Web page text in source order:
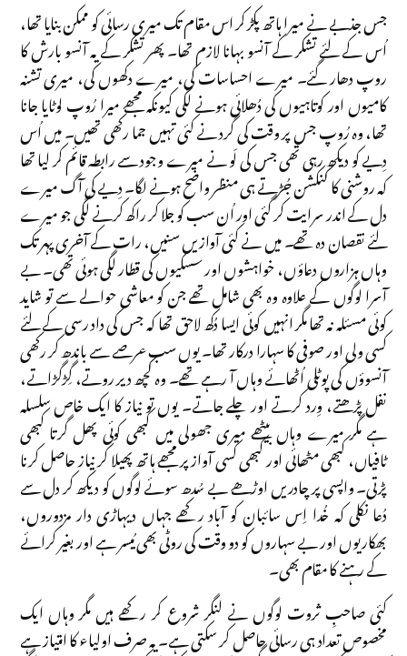
جس جذبے نے میرا ہاتھ پکڑ کر اس مقام تک میری رسائی کو ممکن بنایا تھا،
اُس کے لئے تشکر کے آنسو بہانا لازم تھا۔ پھر تشکر کے یہ آنسو بارش کا
روپ دھار گئے۔ میرے احساسات کی، میرے دکھوں کی، میری تشنہ
کامیوں اور کوتاہیوں کی دُھلائی ہونے لگی کیونکہ مجھے میرا رُوپ لوٹایا جانا
تھا، وہ رُوپ جس پر وقت کی گرد نے کئی تہیں جما رکھی تھیں۔ میں اُس
دِیے کو دیکھ رہی تھی جس کی لَو نے میرے وجود سے رابطہ قائم کر لیا تھا
کہ روشنی کا کنکشن جُڑتے ہی منظر واضح ہونے لگا۔ دِیے کی آگ میرے
دل کے اندر سرایت کر گئی اور اُن سب کو جلا کر راکھ کرنے لگی جو میرے
لئے نقصان دہ تھے۔ میں نے کئی آوازیں سنیں، رات کے آخری پہر تک
وہاں ہزاروں دعاؤں، خواہشوں اور سسکیوں کی قطار لگی ہوئی تھی۔ بے
آسرا لوگوں کے علاوہ وہ بھی شامل تھے جن کو معاشی حوالے سے تو شاید
کوئی مسئلہ نہ تھا مگر انہیں کوئی ایسا دُکھ لاحق تھا کہ جس کی داد رسی کے لئے
کسی ولی اور صوفی کا سہارا درکار تھا۔ یوں سب عرصے سے باندھ کر رکھی
آنسوؤں کی پوٹلی اُٹھائے وہاں آ رہے تھے۔ وہ کچھ دیر روتے، گِڑگڑاتے،
نفل پڑھتے، وِرد کرتے اور چلے جاتے۔ یوں تو نیاز کا ایک خاص سلسلہ
ہے مگر میرے وہاں بیٹھے میری جھولی میں کبھی کوئی پھل گرتا کبھی
ٹافیاں، کبھی مٹھائی اور کبھی کسی آواز پر مجھے ہاتھ پھیلا کر نیاز حاصل کرنا
پڑتی۔ واپسی پر چادریں اوڑھے بے سُدھ سوئے لوگوں کو دیکھ کر دل سے
دُعا نکلی کہ خُدا اِس سائبان کو آباد رکھے جہاں دیہاڑی دار مزدوروں،
بھکاریوں اور بے سہاروں کو دو وقت کی روٹی بھی مُیسر ہے اور بغیر کرائے
کے رہنے کا مقام بھی۔
کئی صاحبِ ثروت لوگوں نے لنگر شروع کر رکھے ہیں مگر وہاں ایک
مخصوص تعداد ہی رسائی حاصل کر سکتی ہے۔ یہ صرف اولیاء کا امتیاز ہے